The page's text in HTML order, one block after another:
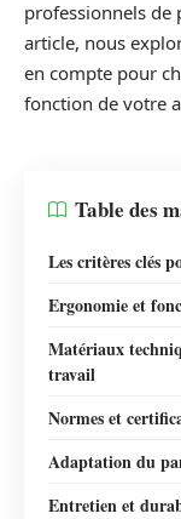
professionnels de
article, nous
en compte pour
fonction de votre
Table des
Les critères clés
Ergonomie et
Matériaux
travail
Normes et
Adaptation du
Entretien et